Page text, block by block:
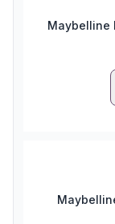
Maybelline